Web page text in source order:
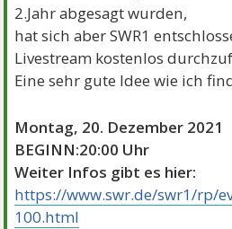
2.Jahr abgesagt wurden,
hat sich aber SWR1
Livestream kostenlos
Eine sehr gute Idee wie ich
Montag, 20. Dezember 2021
BEGINN:20:00 Uhr
Weiter Infos gibt es hier:
https://www.swr.de/swr1/rp/
100.html